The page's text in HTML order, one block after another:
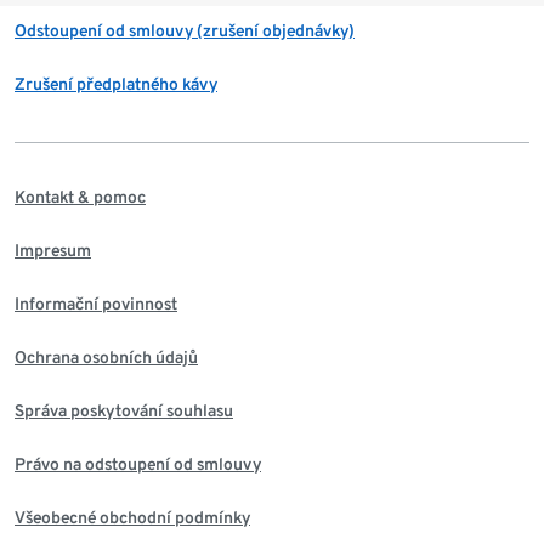
Odstoupení od smlouvy (zrušení objednávky)
Zrušení předplatného kávy
Kontakt & pomoc
Impresum
Informační povinnost
Ochrana osobních údajů
Správa poskytování souhlasu
Právo na odstoupení od smlouvy
Všeobecné obchodní podmínky